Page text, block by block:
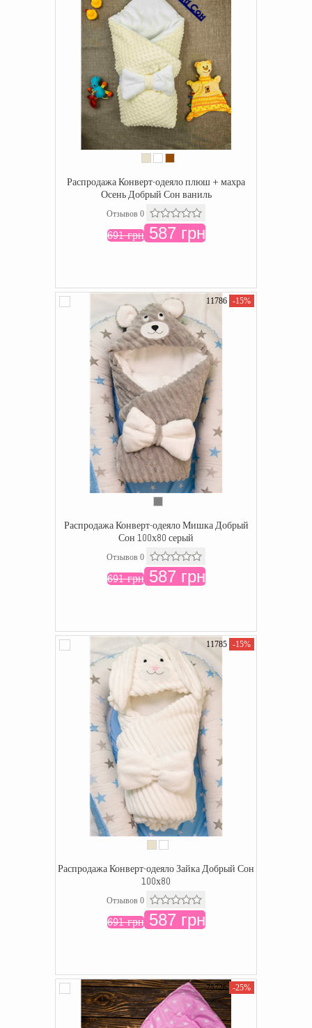
Распродажа Конверт-одеяло плюш + махра
Осень Добрый Сон ваниль
Отзывов 0
691 грн587 грн
11786 -15%
Распродажа Конверт-одеяло Мишка Добрый
Сон 100х80 серый
Отзывов 0
691 грн587 грн
11785 -15%
Распродажа Конверт-одеяло Зайка Добрый Сон
100х80
Отзывов 0
691 грн587 грн
75726 -25%